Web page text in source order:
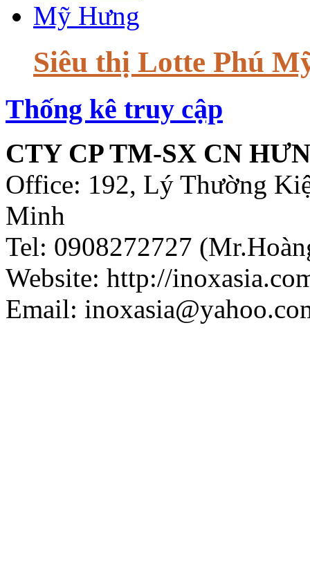
Siêu thị Lotte Phú
Thống kê truy cập
CTY CP TM-SX CN
Office: 192, Lý Thường
Minh
Tel: 0908272727
Website: http://
Email: